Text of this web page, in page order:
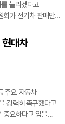
늘리겠다고
회가 전기차 판매만
진 금지 조치를
입할 수 있는 "자유"를
가 있다면 분명히
대차
주요 자동차
강력히 촉구했다고
중요하다고 입을